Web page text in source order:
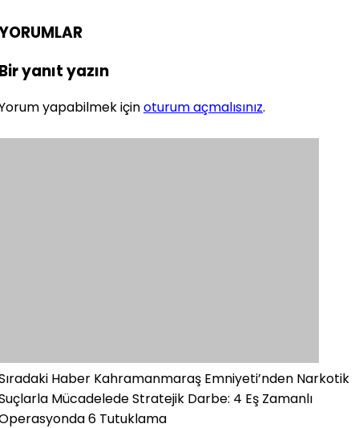
yanıt yazın
yapabilmek içinoturum açmalısınız.
Haber Kahramanmaraş Emniyeti’nden Narkotik
Mücadelede Stratejik Darbe: 4 Eş Zamanlı
6 Tutuklama